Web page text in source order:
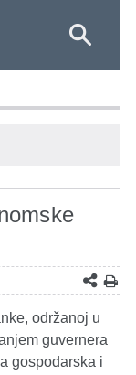
održanoj u
guvernera
gospodarska i